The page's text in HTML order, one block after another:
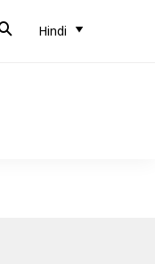
Hindi